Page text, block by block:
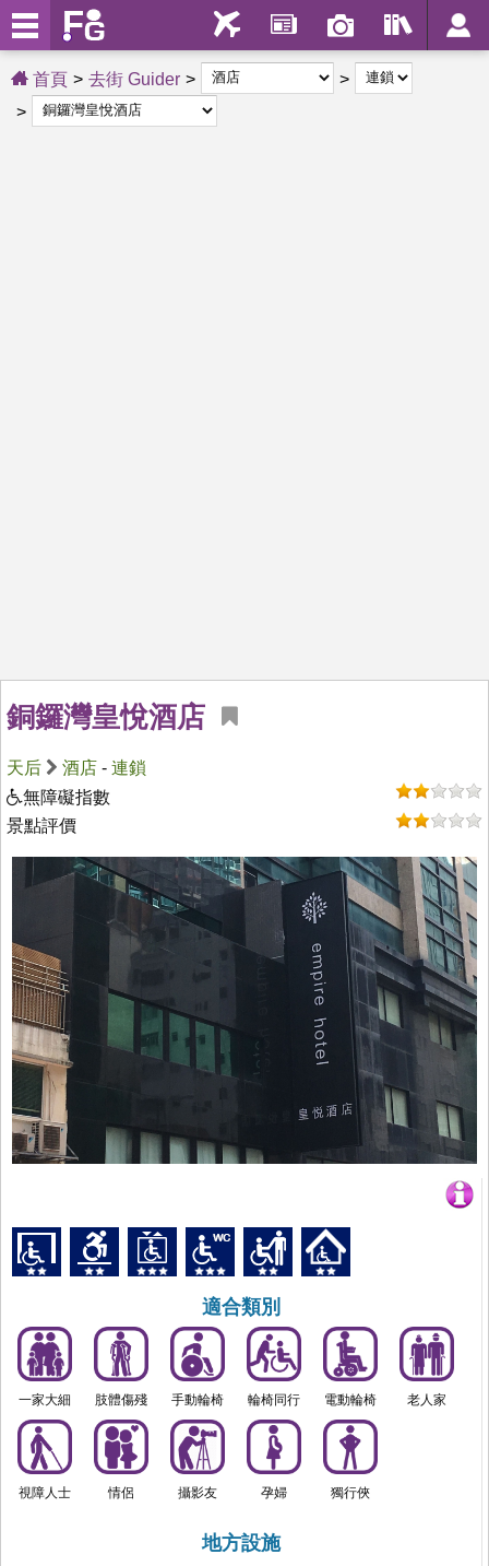
首頁 去街 Guider
銅鑼灣皇悅酒店
天后 酒店 - 連鎖
無障礙指數
景點評價
適合類別
一家大細 肢體傷殘 手動輪椅 輪椅同行 電動輪椅 老人家
視障人士 情侶 攝影友 孕婦 獨行俠
地方設施